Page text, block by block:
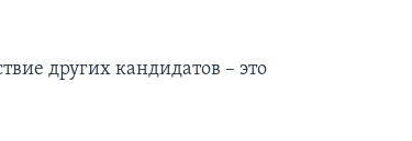
других кандидатов – это